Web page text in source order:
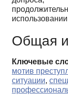
Общая
Ключевые
мотив
ситуации,